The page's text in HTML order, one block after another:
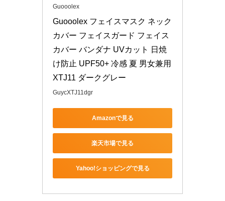
Guooolex
Guooolex フェイスマスク ネック
カバー フェイスガード フェイス
カバー バンダナ UVカット 日焼
け防止 UPF50+ 冷感 夏 男女兼用
XTJ11 ダークグレー
GuycXTJ11dgr
Amazonで見る
楽天市場で見る
Yahoo!ショッピングで見る